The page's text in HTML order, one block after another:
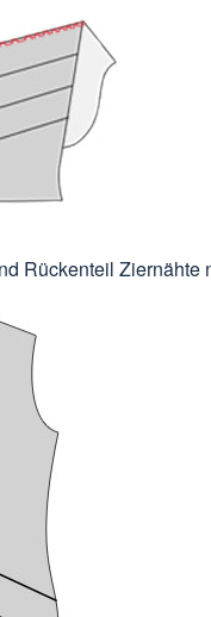
Rückenteil Ziernähte